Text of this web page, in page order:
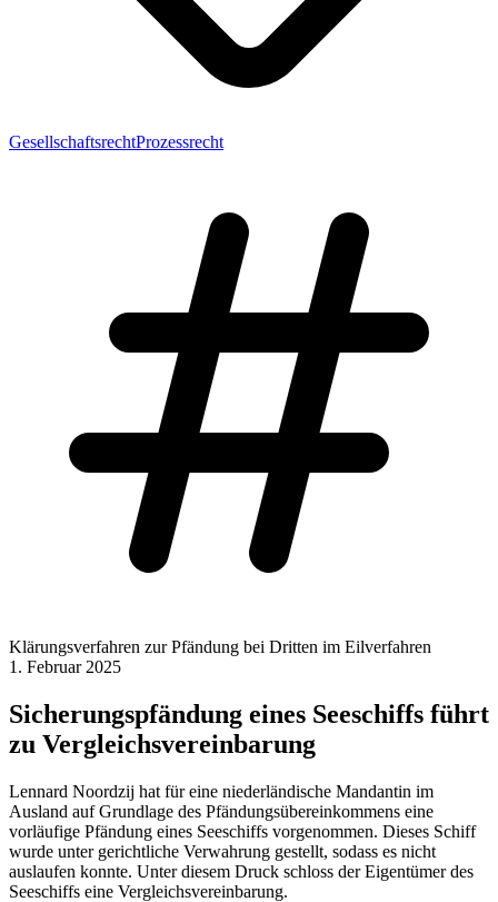
GesellschaftsrechtProzessrecht
Klärungsverfahren zur Pfändung bei Dritten im Eilverfahren
1. Februar 2025
Sicherungspfändung eines Seeschiffs führt
zu Vergleichsvereinbarung
Lennard Noordzij hat für eine niederländische Mandantin im
Ausland auf Grundlage des Pfändungsübereinkommens eine
vorläufige Pfändung eines Seeschiffs vorgenommen. Dieses Schiff
wurde unter gerichtliche Verwahrung gestellt, sodass es nicht
auslaufen konnte. Unter diesem Druck schloss der Eigentümer des
Seeschiffs eine Vergleichsvereinbarung.